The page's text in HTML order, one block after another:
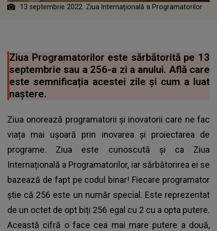
13 septembrie 2022. Ziua Internațională a Programatorilor
Ziua Programatorilor este sărbătorită pe 13
septembrie sau a 256-a zi a anului. Află care
este semnificația acestei zile și cum a luat
naștere.
Ziua onorează programatorii și inovatorii care ne fac
viața mai ușoară prin inovarea și proiectarea de
programe. Ziua este cunoscută și ca Ziua
Internațională a Programatorilor, iar sărbătorirea ei se
bazează de fapt pe codul binar! Fiecare programator
știe că 256 este un număr special. Este reprezentat
de un octet de opt biți 256 egal cu 2 cu a opta putere.
Această cifră o face cea mai mare putere a două,